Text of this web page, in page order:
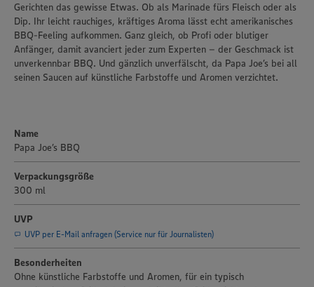
Wir setzen Cookies und andere Technologien ein, um Ihnen
ein bestmögliches Nutzungserlebnis unserer Website zu
ermöglichen. Wir verwenden Ihre Daten, um unsere
Gerichten das gewisse Etwas. Ob als Marinade fürs Fleisch oder als
Dip. Ihr leicht rauchiges, kräftiges Aroma lässt echt amerikanisches
BBQ-Feeling aufkommen. Ganz gleich, ob Profi oder blutiger
Anfänger, damit avanciert jeder zum Experten – der Geschmack ist
unverkennbar BBQ. Und gänzlich unverfälscht, da Papa Joe’s bei all
seinen Saucen auf künstliche Farbstoffe und Aromen verzichtet.
Name
Papa Joe’s BBQ
Verpackungsgröße
300 ml
UVP
UVP per E-Mail anfragen (Service nur für Journalisten)
Besonderheiten
Ohne künstliche Farbstoffe und Aromen, für ein typisch